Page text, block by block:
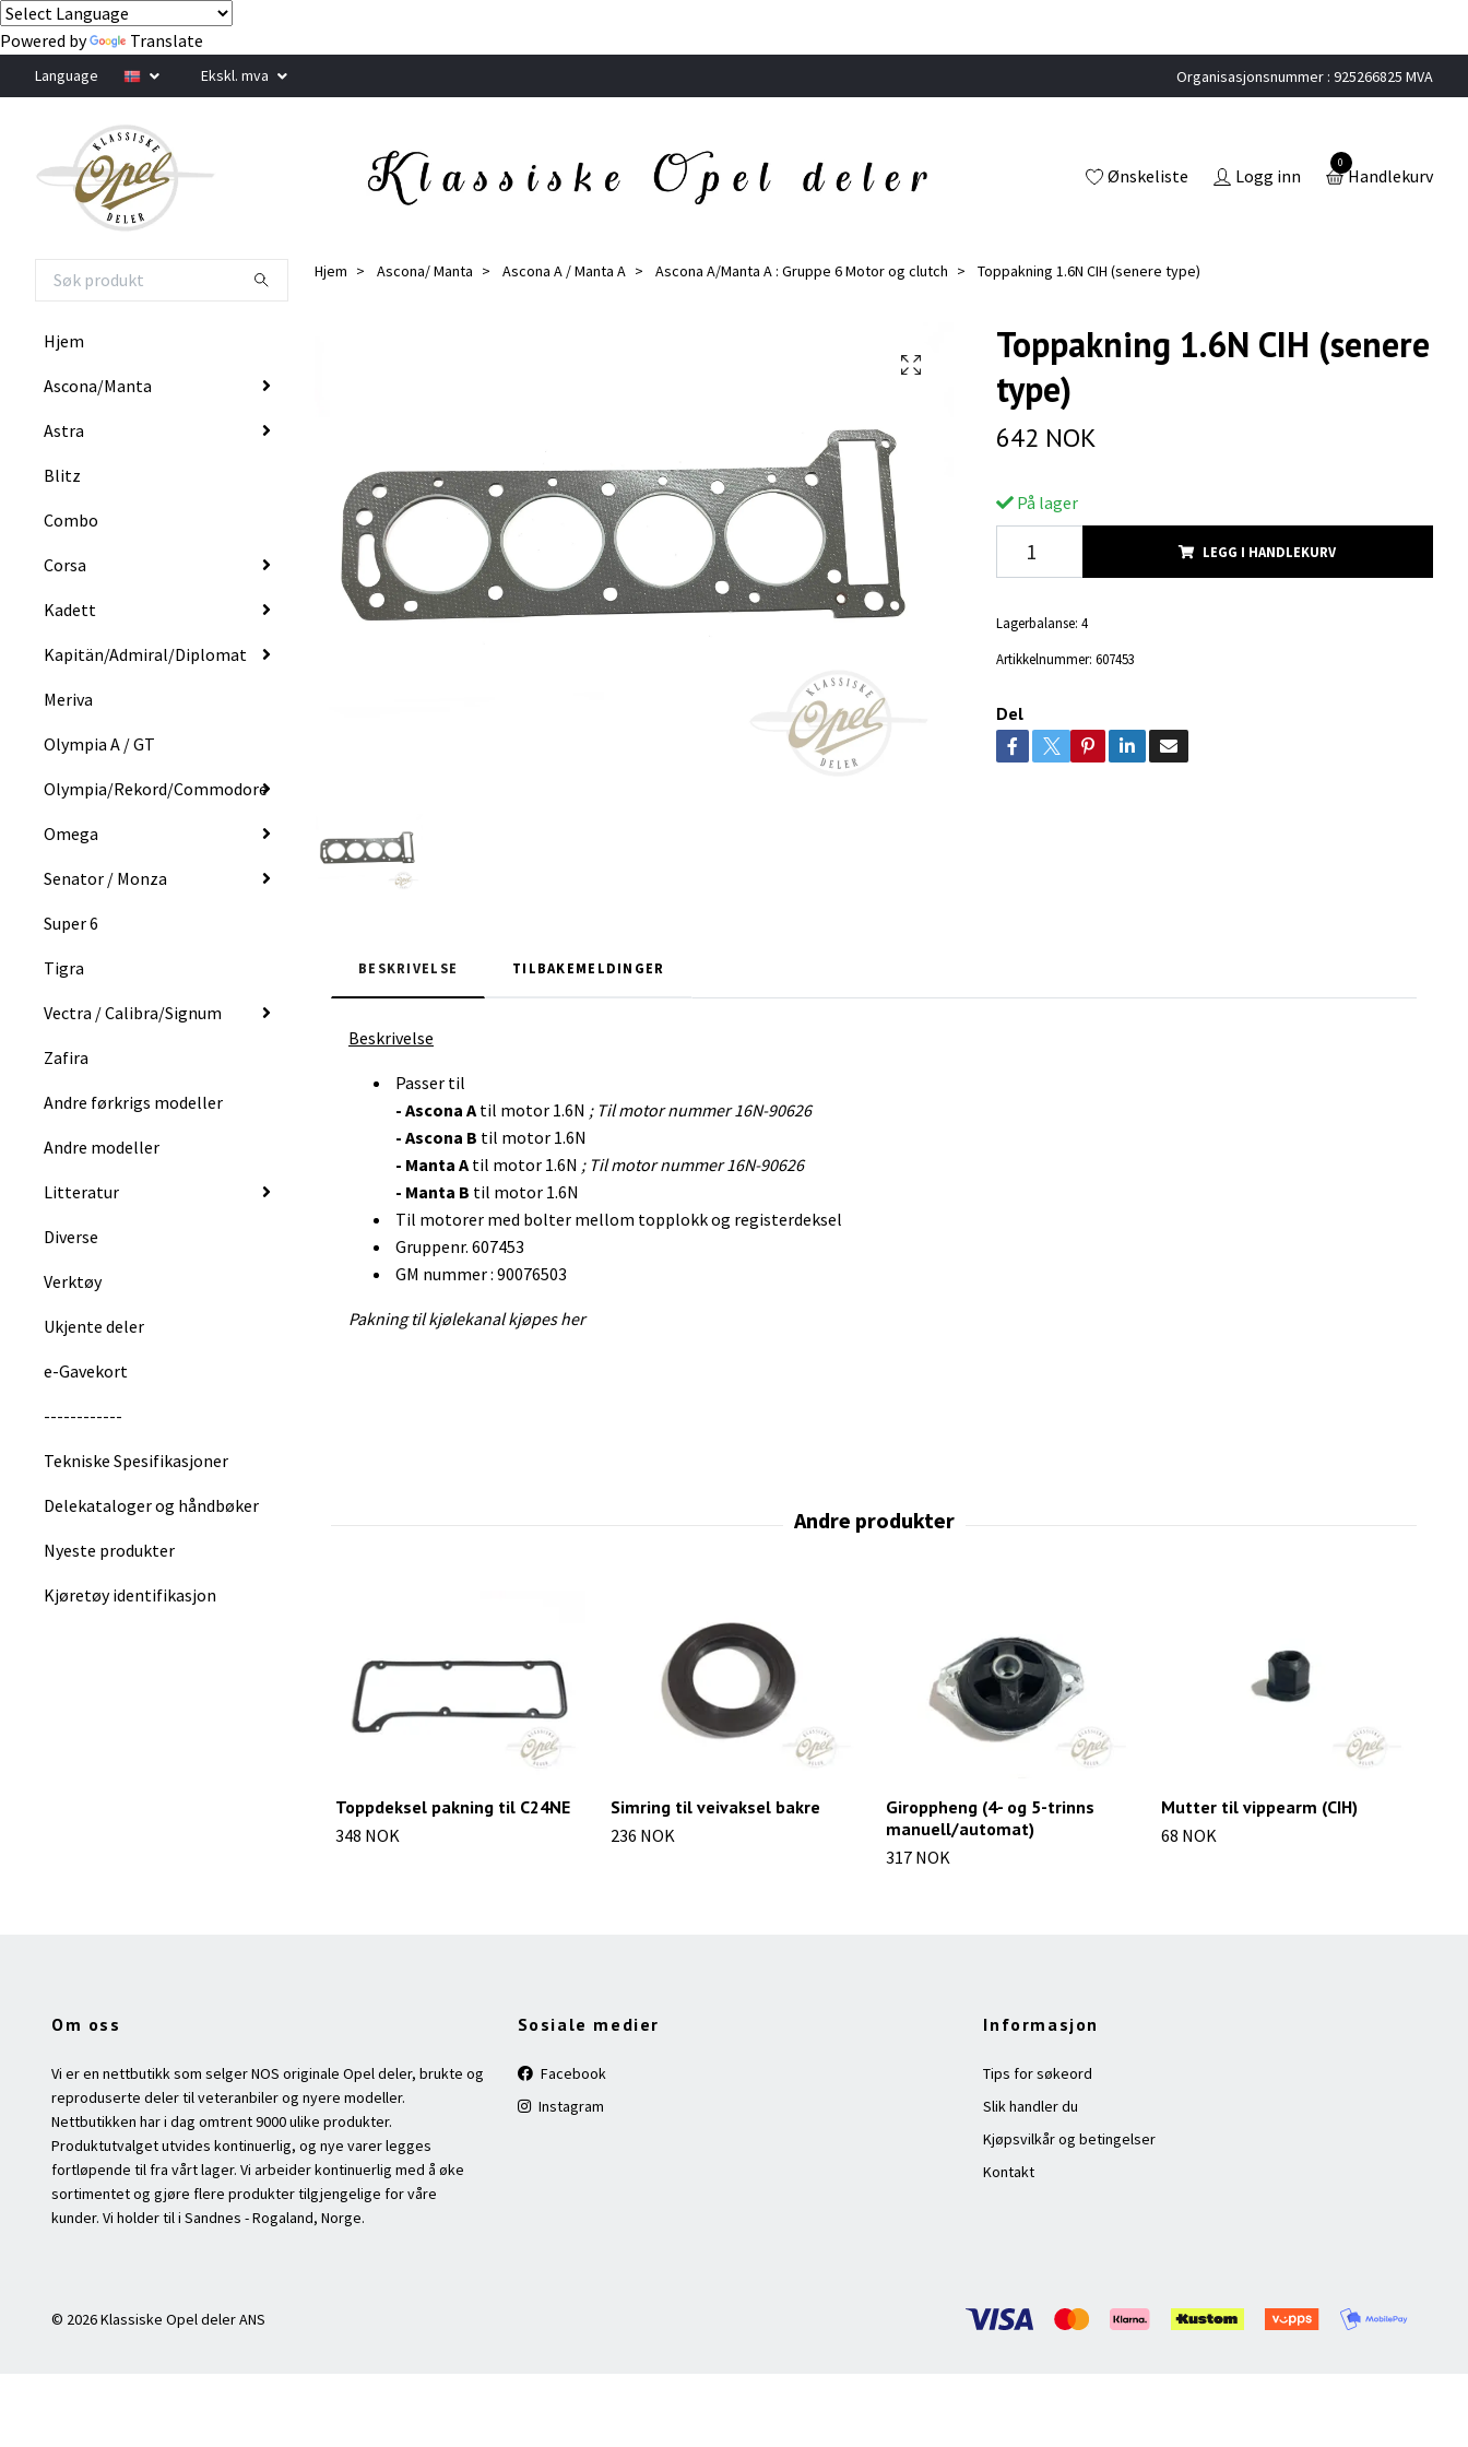
Powered by Translate
Language Ekskl. mva Organisasjonsnummer : 925266825 MVA
Ønskeliste Logg inn
0
Handlekurv
Hjem
Ascona/Manta
Astra
Blitz
Combo
Corsa
Kadett
Kapitän/Admiral/Diplomat
Meriva
Olympia A / GT
Olympia/Rekord/Commodore
Omega
Senator / Monza
Super 6
Tigra
Vectra / Calibra/Signum
Zafira
Andre førkrigs modeller
Andre modeller
Litteratur
Diverse
Verktøy
Ukjente deler
e-Gavekort
------------
Tekniske Spesifikasjoner
Delekataloger og håndbøker
Nyeste produkter
Kjøretøy identifikasjon
Hjem Ascona/ Manta Ascona A / Manta A Ascona A/Manta A : Gruppe 6 Motor og clutch Toppakning 1.6N CIH (senere type)
Toppakning 1.6N CIH (senere
type)
642 NOK
På lager
LEGG I HANDLEKURV
Lagerbalanse: 4
Artikkelnummer: 607453
Del
BESKRIVELSE TILBAKEMELDINGER
Beskrivelse
Passer til
- Ascona Atil motor 1.6N ; Til motor nummer 16N-90626
- Ascona B til motor 1.6N
- Manta Atil motor 1.6N ; Til motor nummer 16N-90626
- Manta B til motor 1.6N
Til motorer med bolter mellom topplokk og registerdeksel
Gruppenr. 607453
GM nummer : 90076503
Pakning til kjølekanal kjøpes her
Toppdeksel pakning til C24NE
348 NOK
Simring til veivaksel bakre
236 NOK
Giroppheng (4- og 5-trinns
manuell/automat)
317 NOK
Mutter til vippearm (CIH)
68 NOK
Om oss
Vi er en nettbutikk som selger NOS originale Opel deler, brukte og
reproduserte deler til veteranbiler og nyere modeller.
Nettbutikken har i dag omtrent 9000 ulike produkter.
Produktutvalget utvides kontinuerlig, og nye varer legges
fortløpende til fra vårt lager. Vi arbeider kontinuerlig med å øke
sortimentet og gjøre flere produkter tilgjengelige for våre
kunder. Vi holder til i Sandnes - Rogaland, Norge.
Sosiale medier
Facebook
Instagram
Informasjon
Tips for søkeord
Slik handler du
Kjøpsvilkår og betingelser
Kontakt
© 2026 Klassiske Opel deler ANS